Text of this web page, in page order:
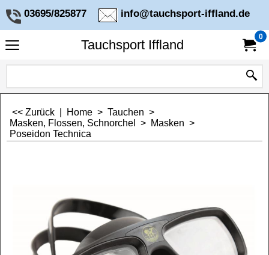
03695/825877 info@tauchsport-iffland.de
Tauchsport Iffland
0
<< Zurück Home > Tauchen >
Masken, Flossen, Schnorchel
> Masken >
Poseidon Technica